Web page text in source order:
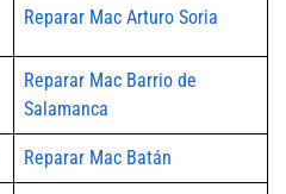
Reparar Mac Arturo Soria
Reparar Mac Barrio de
Salamanca
Reparar Mac Batán